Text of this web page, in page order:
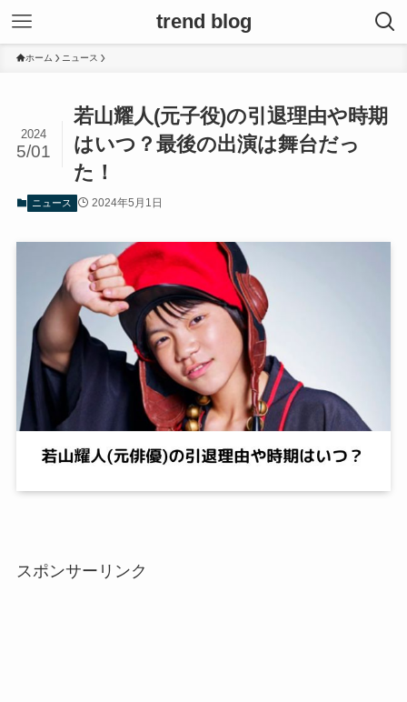
trend blog
ホーム ニュース
若山耀人(元子役)の引退理由や時期
はいつ？最後の出演は舞台だっ
た！
2024
5/01
ニュース 2024年5月1日
スポンサーリンク